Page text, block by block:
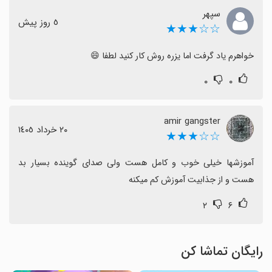
سپهر
☆☆★★★ ٥ روز پیش
خواهرم یاد گرفت اما یزره روش کار کنید لطفا 😄
۰ ۰
amir gangster
☆☆★★★ ٢٠ خرداد ١٤٠٥
هست و از جذابیت آموزش کم میکنه
۶ ۲
رایگان تماشا کن